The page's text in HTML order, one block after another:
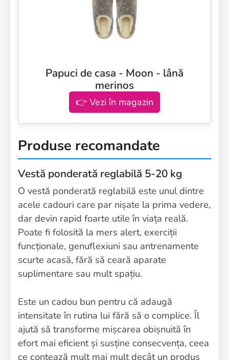
Papuci de casa - Moon - lână
merinos
👉 Vezi în magazin
Produse recomandate
Vestă ponderată reglabilă 5-20 kg
O vestă ponderată reglabilă este unul dintre
acele cadouri care par nișate la prima vedere,
dar devin rapid foarte utile în viața reală.
Poate fi folosită la mers alert, exerciții
funcționale, genuflexiuni sau antrenamente
scurte acasă, fără să ceară aparate
suplimentare sau mult spațiu.
Este un cadou bun pentru că adaugă
intensitate în rutina lui fără să o complice. Îl
ajută să transforme mișcarea obișnuită în
efort mai eficient și susține consecvența, ceea
ce contează mult mai mult decât un produs